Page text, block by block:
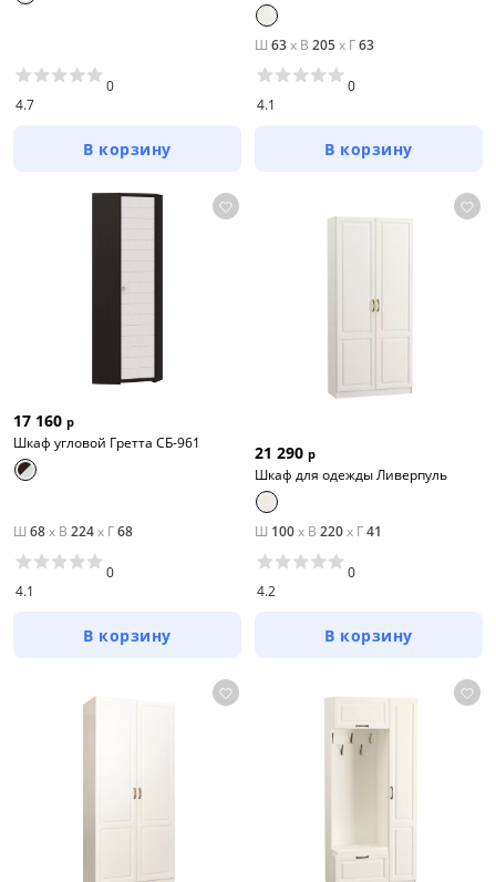
4.7
0
В корзину
Ш 63x В 205x Г63
4.1
0
В корзину
17 160 р
Шкаф угловой Гретта СБ-961
Ш 68x В 224x Г68
4.1
0
В корзину
21 290 р
Шкаф для одежды Ливерпуль
Ш 100x В 220x Г41
4.2
0
В корзину